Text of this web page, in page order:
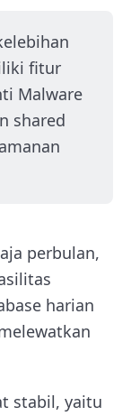
fitur
Malware
shared
perbulan,
harian
stabil, yaitu